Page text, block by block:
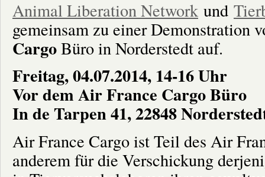
Animal Liberation Network und
gemeinsam zu einer Demonstration
CargoBüro in Norderstedt auf.
Freitag, 04.07.2014, 14-16 Uhr
Vor dem Air France Cargo Büro
In de Tarpen 41, 22848
Air France Cargo ist Teil des Air
anderem für die Verschickung